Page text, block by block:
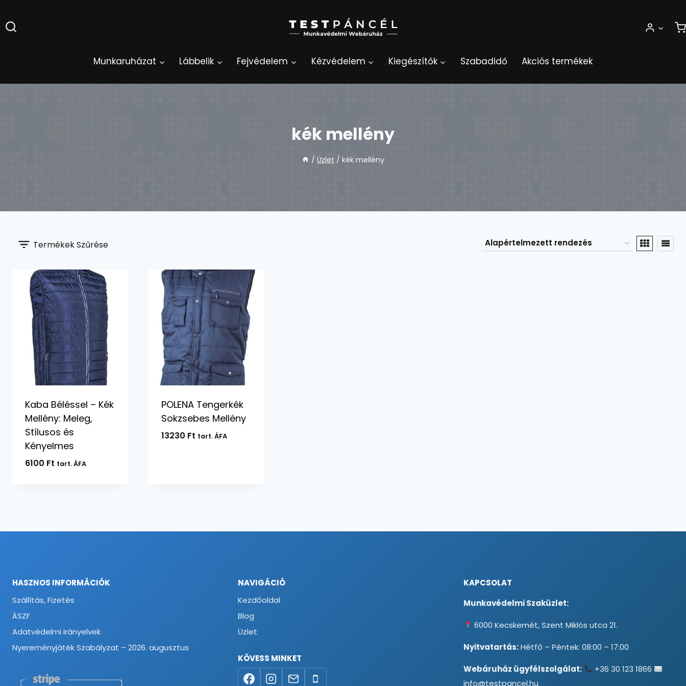
to
content
Munkaruházat Lábbelik Fejvédelem Kézvédelem Kiegészítők Szabadidő Akciós termékek
kék mellény
/ Üzlet / kék mellény
Termékek Szűrése
Kaba Béléssel – Kék
Mellény: Meleg,
Stílusos és
Kényelmes
6100 Ft tart. ÁFA
POLENA Tengerkék
Sokzsebes Mellény
13230 Ft tart. ÁFA
HASZNOS INFORMÁCIÓK
Szállítás, Fizetés
ÁSZF
Adatvédelmi irányelvek
Nyereményjáték Szabályzat – 2026. augusztus
NAVIGÁCIÓ
Kezdőoldal
Blog
Üzlet
KÖVESS MINKET
KAPCSOLAT
Munkavédelmi Szaküzlet:
6000 Kecskemét, Szent Miklós utca 21.
Nyitvatartás:Hétfő – Péntek: 08:00 – 17:00
Webáruház ügyfélszolgálat:
+36 30 123 1866
info@testpancel.hu